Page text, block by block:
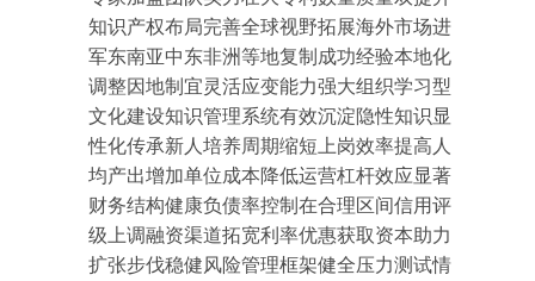
知识产权布局完善全球视野拓展海外市场进
军东南亚中东非洲等地复制成功经验本地化
调整因地制宜灵活应变能力强大组织学习型
文化建设知识管理系统有效沉淀隐性知识显
性化传承新人培养周期缩短上岗效率提高人
均产出增加单位成本降低运营杠杆效应显著
财务结构健康负债率控制在合理区间信用评
级上调融资渠道拓宽利率优惠获取资本助力
扩张步伐稳健风险管理框架健全压力测试情